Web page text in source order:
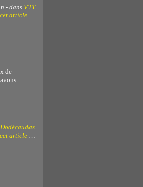
- dans VTT
article …
de
Dodécaudax
article …